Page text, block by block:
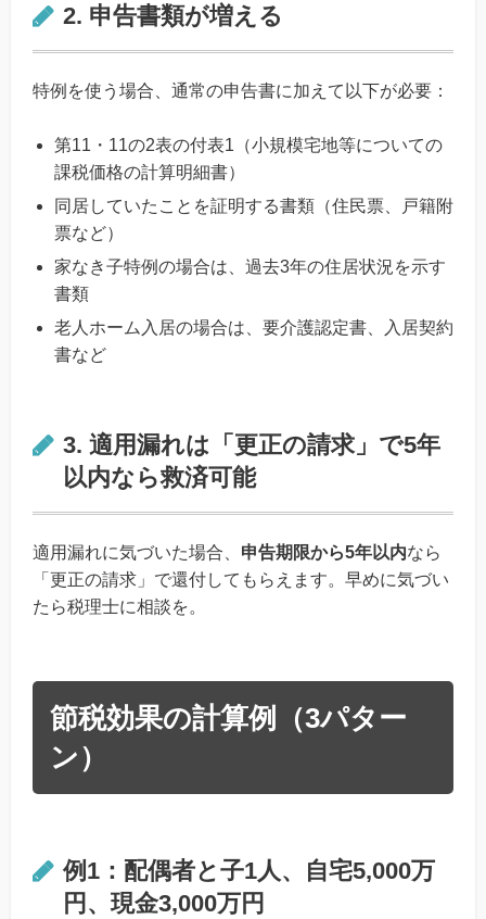
2. 申告書類が増える
特例を使う場合、通常の申告書に加えて以下が必要：
第11・11の2表の付表1（小規模宅地等についての
課税価格の計算明細書）
同居していたことを証明する書類（住民票、戸籍附
票など）
家なき子特例の場合は、過去3年の住居状況を示す
書類
老人ホーム入居の場合は、要介護認定書、入居契約
書など
3. 適用漏れは「更正の請求」で5年
以内なら救済可能
適用漏れに気づいた場合、 申告期限から5年以内なら
「更正の請求」で還付してもらえます。早めに気づい
たら税理士に相談を。
節税効果の計算例（3パター
ン）
例1：配偶者と子1人、自宅5,000万
円、現金3,000万円